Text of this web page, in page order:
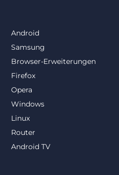
Android
Samsung
Browser-Erweiterungen
Firefox
Opera
Windows
Linux
Router
Android TV